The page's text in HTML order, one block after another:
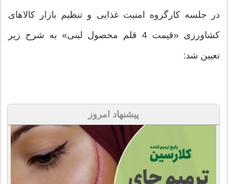
در جلسه کارگروه امنیت غذایی و تنظیم بازار کالاهای
کشاورزی «قیمت 4 قلم محصول لبنی» به شرح زیر
تعیین شد:
پیشنهاد امروز